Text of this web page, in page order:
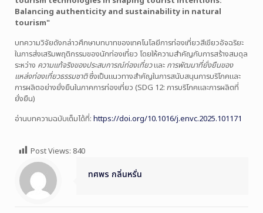
Balancing authenticity and sustainability in natural
tourism"
บทความวิจัยดังกล่าวศึกษาบทบาทของเทคโนโลยีการท่องเที่ยวสีเขียวอัจฉริยะ
ในการส่งเสริมพฤติกรรมของนักท่องเที่ยว โดยให้ความสำคัญกับการสร้างสมดุล
ระหว่าง ความแท้จริงของประสบการณ์ท่องเที่ยวและ การพัฒนาที่ยั่งยืนของ
แหล่งท่องเที่ยวธรรมชาติซึ่งเป็นแนวทางสำคัญในการสนับสนุนการบริโภคและ
การผลิตอย่างยั่งยืนในภาคการท่องเที่ยว (SDG 12: การบริโภคและการผลิตที่
ยั่งยืน)
อ่านบทความฉบับเต็มได้ที่: https://doi.org/10.1016/j.envc.2025.101171
Post Views: 840
ทศพร กลิ่นหรั่น